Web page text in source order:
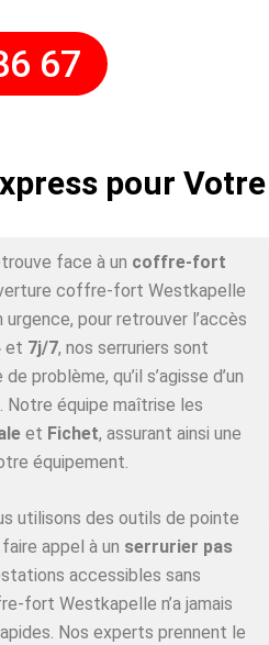
67
pour
face à un coffre-fort
coffre-fort Westkapelle
pour retrouver l’accès
et 7j/7, nos serruriers sont
problème, qu’il s’agisse d’un
Notre équipe maîtrise les
et Fichet, assurant ainsi une
équipement.
utilisons des outils de pointe
appel à un serrurier pas
accessibles sans
fort Westkapelle n’a jamais
Nos experts prennent le